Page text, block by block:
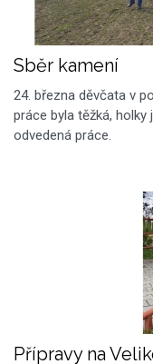
Sběr kamení
24. března děvčata v
práce byla těžká, holky
odvedená práce.
Přípravy na